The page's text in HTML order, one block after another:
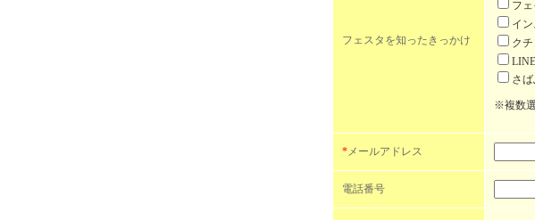
フェスタを知ったきっかけ
フ
イ
クチ
LINE
さ
※複数
*メールアドレス
電話番号